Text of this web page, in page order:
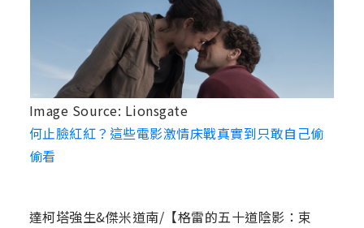
Image Source: Lionsgate
何止臉紅紅？這些電影激情床戰真實到只敢自己偷
偷看
達柯塔強生&傑米道南/【格雷的五十道陰影：束